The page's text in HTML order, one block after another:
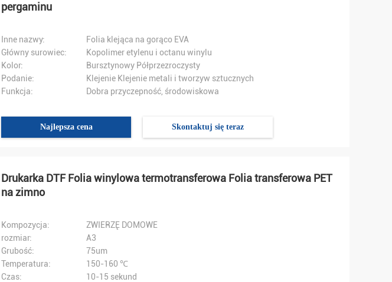
pergaminu
Inne nazwy:
Folia klejąca na gorąco EVA
Główny surowiec:
Kopolimer etylenu i octanu winylu
Kolor:
Bursztynowy Półprzezroczysty
Podanie:
Klejenie Klejenie metali i tworzyw sztucznych
Funkcja:
Dobra przyczepność, środowiskowa
Najlepsza cena Skontaktuj się teraz
Drukarka DTF Folia winylowa termotransferowa Folia transferowa PET
na zimno
Kompozycja:
ZWIERZĘ DOMOWE
rozmiar:
A3
Grubość:
75um
Temperatura:
150-160 ℃
Czas:
10-15 sekund